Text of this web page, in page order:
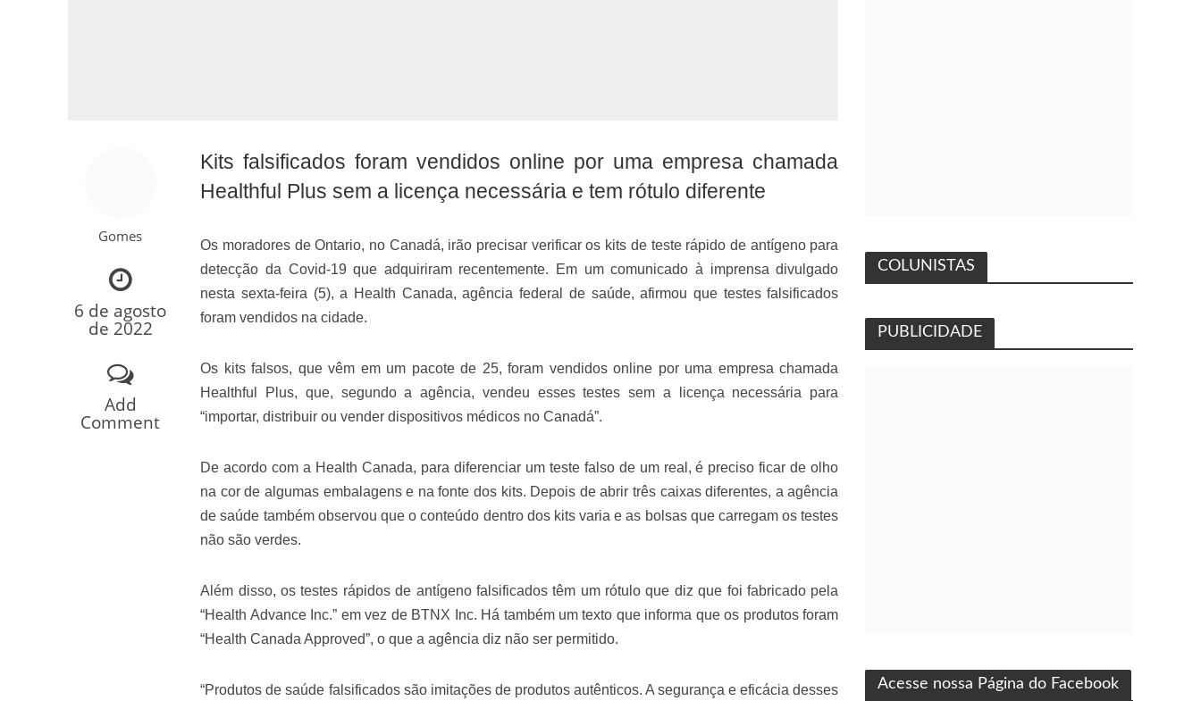
Como o Cachorrinho Kong ajudou o Imperador Dom Pedro I na Independência do Brasil
Os segredos não revelados do livro de apocalipse
FILME: Como um Monjolo salvou a vida de Flechinha, o bebe coelho – Vídeo em Português mais uma produção Folha Filmes
Gomes
6 de agosto
de 2022
Add
Comment
Kits falsificados foram vendidos online por uma empresa chamada
Healthful Plus sem a licença necessária e tem rótulo diferente
Os moradores de Ontario, no Canadá, irão precisar verificar os kits de teste rápido de antígeno para
detecção da Covid-19 que adquiriram recentemente. Em um comunicado à imprensa divulgado
nesta sexta-feira (5), a Health Canada, agência federal de saúde, afirmou que testes falsificados
foram vendidos na cidade.
Os kits falsos, que vêm em um pacote de 25, foram vendidos online por uma empresa chamada
Healthful Plus, que, segundo a agência, vendeu esses testes sem a licença necessária para
“importar, distribuir ou vender dispositivos médicos no Canadá”.
De acordo com a Health Canada, para diferenciar um teste falso de um real, é preciso ficar de olho
na cor de algumas embalagens e na fonte dos kits. Depois de abrir três caixas diferentes, a agência
de saúde também observou que o conteúdo dentro dos kits varia e as bolsas que carregam os testes
não são verdes.
Além disso, os testes rápidos de antígeno falsificados têm um rótulo que diz que foi fabricado pela
“Health Advance Inc.” em vez de BTNX Inc. Há também um texto que informa que os produtos foram
“Health Canada Approved”, o que a agência diz não ser permitido.
“Produtos de saúde falsificados são imitações de produtos autênticos. A segurança e eficácia desses
COLUNISTAS
PUBLICIDADE
Acesse nossa Página do Facebook